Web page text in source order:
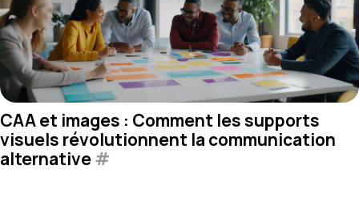
CAA et images : Comment les supports
visuels révolutionnent la communication
alternative#